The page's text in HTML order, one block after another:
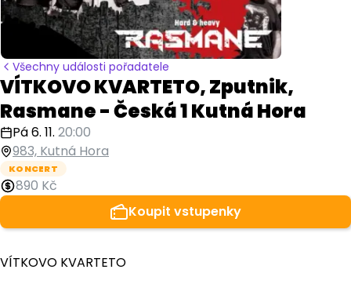
Všechny události pořadatele
VÍTKOVO KVARTETO, Zputnik,
Rasmane - Česká 1 Kutná Hora
Pá 6. 11. 20:00
983, Kutná Hora
KONCERT
890 Kč
Koupit vstupenky
VÍTKOVO KVARTETO